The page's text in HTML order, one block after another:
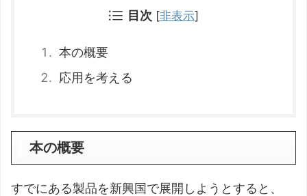
目次 [非表示]
本の概要
応用を考える
本の概要
すでにある製品を新興国で展開しようとすると、